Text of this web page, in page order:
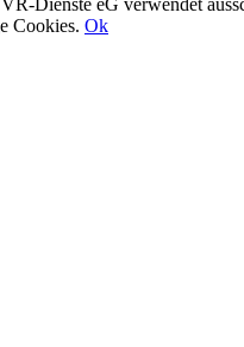
Dienste eG verwendet
Cookies. Ok